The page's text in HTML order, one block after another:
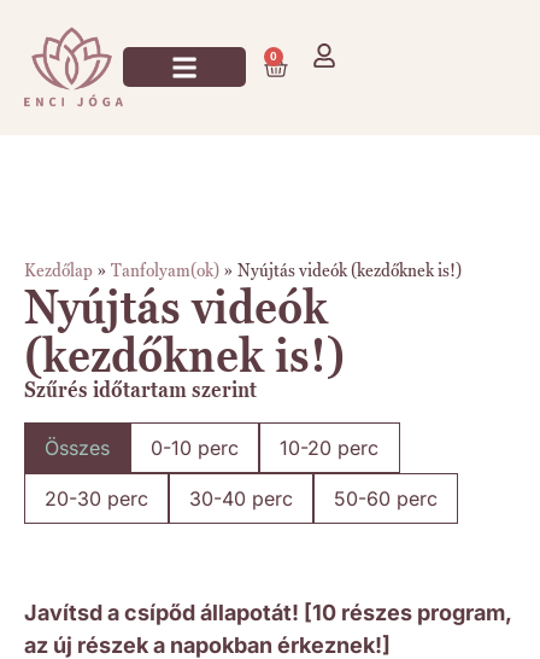
0
Kezdőlap » Tanfolyam(ok) » Nyújtás videók (kezdőknek is!)
Nyújtás videók
(kezdőknek is!)
Szűrés időtartam szerint
Összes 0-10 perc 10-20 perc
20-30 perc 30-40 perc 50-60 perc
Javítsd a csípőd állapotát! [10 részes program,
az új részek a napokban érkeznek!]